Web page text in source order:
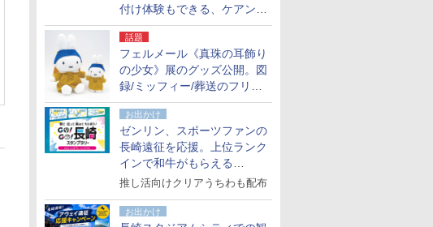
付け体験もできる、ケアンズ
でアサートン高原の日本語ガ
イド付きツアーに参加してみ
た
話題
フェルメール《真珠の耳飾り
の少女》展のグッズ公開。図
録/ミッフィー/葬送のフリー
レンほか、注目ブランドコラ
ボが実現
お出かけ
ゼンリン、スポーツファンの
長崎遠征を応援。上位ランク
インで和牛がもらえる
「GO！GO！長崎スタンプラ
推し活向けクリアうちわも配布
お出かけ